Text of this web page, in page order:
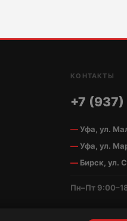
КОНТАКТЫ
+7
Уфа, ул.
Уфа, ул.
Бирск, ул.
Пн–Пт